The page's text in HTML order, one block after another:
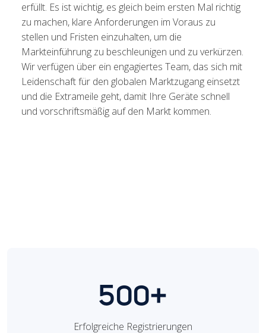
erfüllt. Es ist wichtig, es gleich beim ersten Mal richtig
zu machen, klare Anforderungen im Voraus zu
stellen und Fristen einzuhalten, um die
Markteinführung zu beschleunigen und zu verkürzen.
Wir verfügen über ein engagiertes Team, das sich mit
Leidenschaft für den globalen Marktzugang einsetzt
und die Extrameile geht, damit Ihre Geräte schnell
und vorschriftsmäßig auf den Markt kommen.
500+
Erfolgreiche Registrierungen